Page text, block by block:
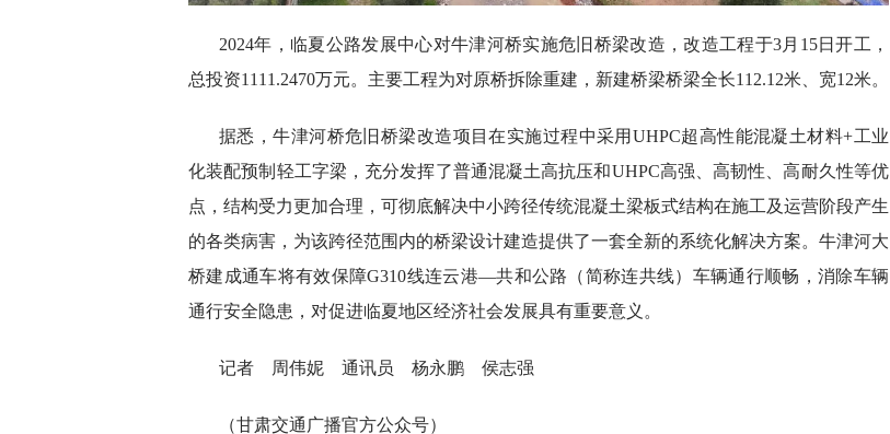
2024年，临夏公路发展中心对牛津河桥实施危旧桥梁改造，改造工程于3月15日开工，
总投资1111.2470万元。主要工程为对原桥拆除重建，新建桥梁桥梁全长112.12米、宽12米。
据悉，牛津河桥危旧桥梁改造项目在实施过程中采用UHPC超高性能混凝土材料+工业
化装配预制轻工字梁，充分发挥了普通混凝土高抗压和UHPC高强、高韧性、高耐久性等优
点，结构受力更加合理，可彻底解决中小跨径传统混凝土梁板式结构在施工及运营阶段产生
的各类病害，为该跨径范围内的桥梁设计建造提供了一套全新的系统化解决方案。牛津河大
桥建成通车将有效保障G310线连云港—共和公路（简称连共线）车辆通行顺畅，消除车辆
通行安全隐患，对促进临夏地区经济社会发展具有重要意义。
记者 周伟妮 通讯员 杨永鹏 侯志强
（甘肃交通广播官方公众号）